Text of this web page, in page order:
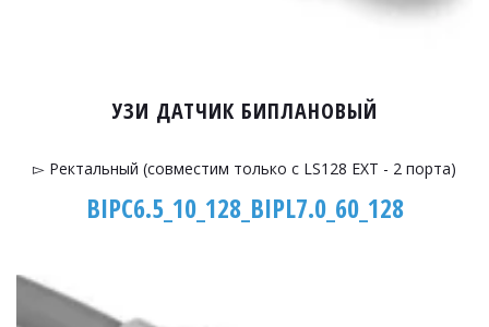
УЗИ ДАТЧИК БИПЛАНОВЫЙ
▻ Ректальный (совместим только с LS128 EXT - 2 порта)
BIPC6.5_10_128_BIPL7.0_60_128